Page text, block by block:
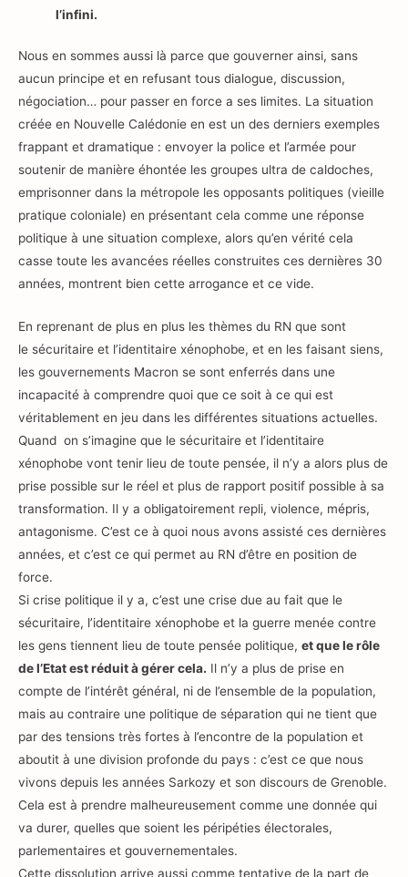
l’infini.
Nous en sommes aussi là parce que gouverner ainsi, sans
aucun principe et en refusant tous dialogue, discussion,
négociation… pour passer en force a ses limites. La situation
créée en Nouvelle Calédonie en est un des derniers exemples
frappant et dramatique : envoyer la police et l’armée pour
soutenir de manière éhontée les groupes ultra de caldoches,
emprisonner dans la métropole les opposants politiques (vieille
pratique coloniale) en présentant cela comme une réponse
politique à une situation complexe, alors qu’en vérité cela
casse toute les avancées réelles construites ces dernières 30
années, montrent bien cette arrogance et ce vide.
En reprenant de plus en plus les thèmes du RN que sont
le sécuritaire et l’identitaire xénophobe, et en les faisant siens,
les gouvernements Macron se sont enferrés dans une
incapacité à comprendre quoi que ce soit à ce qui est
véritablement en jeu dans les différentes situations actuelles.
Quand on s’imagine que le sécuritaire et l’identitaire
xénophobe vont tenir lieu de toute pensée, il n’y a alors plus de
prise possible sur le réel et plus de rapport positif possible à sa
transformation. Il y a obligatoirement repli, violence, mépris,
antagonisme. C’est ce à quoi nous avons assisté ces dernières
années, et c’est ce qui permet au RN d’être en position de
force.
Si crise politique il y a, c’est une crise due au fait que le
sécuritaire, l’identitaire xénophobe et la guerre menée contre
les gens tiennent lieu de toute pensée politique, et que le rôle
de l’Etat est réduit à gérer cela. Il n’y a plus de prise en
compte de l’intérêt général, ni de l’ensemble de la population,
mais au contraire une politique de séparation qui ne tient que
par des tensions très fortes à l’encontre de la population et
aboutit à une division profonde du pays : c’est ce que nous
vivons depuis les années Sarkozy et son discours de Grenoble.
Cela est à prendre malheureusement comme une donnée qui
va durer, quelles que soient les péripéties électorales,
parlementaires et gouvernementales.
Cette dissolution arrive aussi comme tentative de la part de